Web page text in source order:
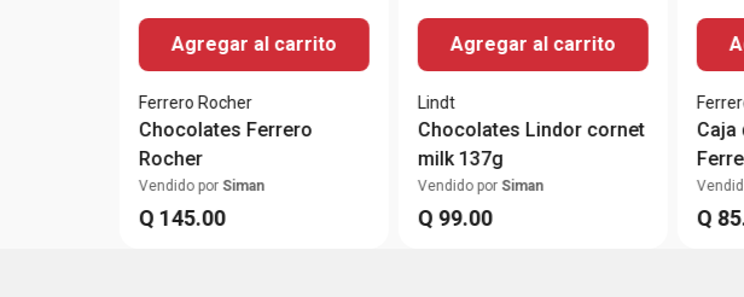
Agregar al carrito
Ferrero Rocher
Chocolates Ferrero
Rocher
Vendido por Siman
Q 145.00
Agregar al carrito
Lindt
Chocolates Lindor cornet
milk 137g
Vendido por Siman
Q 99.00
Caja
7U
Q 85